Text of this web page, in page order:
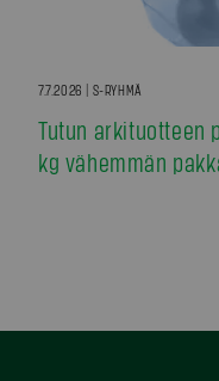
7.7.2026 | S-RYHMÄ
Tutun arkituotteen
kg vähemmän